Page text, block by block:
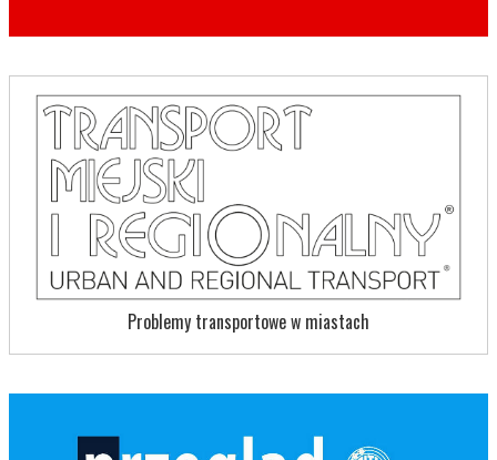
Problemy transportowe w miastach